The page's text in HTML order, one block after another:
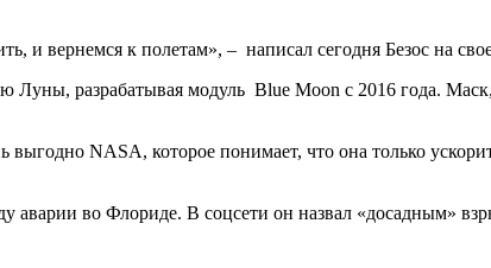
и вернемся к полетам», – написал сегодня Безос на
Луны, разрабатывая модуль Blue Moon с 2016 года.
NASA, которое понимает, что она только
во Флориде. В соцсети он назвал «досадным»